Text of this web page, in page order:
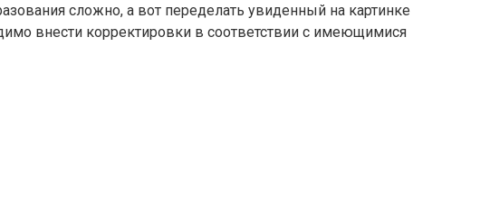
сложно, а вот переделать увиденный на картинке
внести корректировки в соответствии с имеющимися